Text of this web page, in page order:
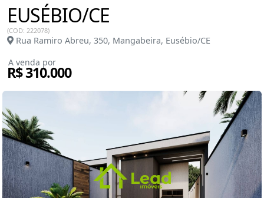
EUSÉBIO/CE
(COD: 222078)
Rua Ramiro Abreu, 350, Mangabeira, Eusébio/CE
A venda por
R$ 310.000